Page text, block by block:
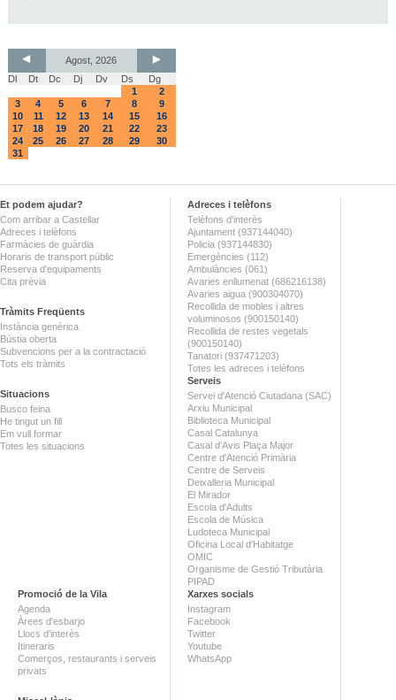
Agost, 2026
Dl
Dt Dc Dj Dv Ds
Dg
1
2
3
4 5 6 7 8
9
10
11 12 13 14 15
16
17
18 19 20 21 22
23
24
25 26 27 28 29
30
31
Et podem ajudar?
Com arribar a Castellar
Adreces i telèfons
Farmàcies de guàrdia
Horaris de transport públic
Reserva d'equipaments
Cita prèvia
Tràmits Freqüents
Instància genèrica
Bústia oberta
Subvencions per a la contractació
Tots els tràmits
Situacions
Busco feina
He tingut un fill
Em vull formar
Totes les situacions
Adreces i telèfons
Telèfons d'interès
Ajuntament (937144040)
Policia (937144830)
Emergències (112)
Ambulàncies (061)
Avaries enllumenat (686216138)
Avaries aigua (900304070)
Recollida de mobles i altres
voluminosos (900150140)
Recollida de restes vegetals
(900150140)
Tanatori (937471203)
Totes les adreces i telèfons
Serveis
Servei d'Atenció Ciutadana (SAC)
Arxiu Municipal
Biblioteca Municipal
Casal Catalunya
Casal d'Avis Plaça Major
Centre d'Atenció Primària
Centre de Serveis
Deixalleria Municipal
El Mirador
Escola d'Adults
Escola de Música
Ludoteca Municipal
Oficina Local d'Habitatge
OMIC
Organisme de Gestió Tributària
PIPAD
Promoció de la Vila
Agenda
Àrees d'esbarjo
Llocs d'interès
Itineraris
Comerços, restaurants i serveis
privats
Xarxes socials
Instagram
Facebook
Twitter
Youtube
WhatsApp